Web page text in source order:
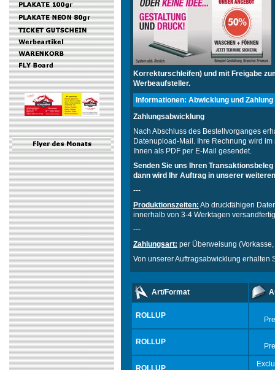
Korrekturschleifen) und mit Freigabe
Werbeaufsteller.
Informationen: Abwicklung und Zahlung
Zahlungsabwicklung
Nach Abschluss des Bestellvorganges
Datenupload-Mail. Ihre Rechnung wird
Ihnen als PDF per E-Mail gesendet.
Senden Sie uns Ihren
dann wird Ihr Auftrag in unserer
---
Produktionszeiten: Ab druckfähigen
innerhalb von 3-4 Werktagen versandfertig
---
Zahlungsart: per Überweisung
Von unserer Auftragsabwicklung erhalten
Art/Format
ROLLUP
ROLLUP
ROLLUP